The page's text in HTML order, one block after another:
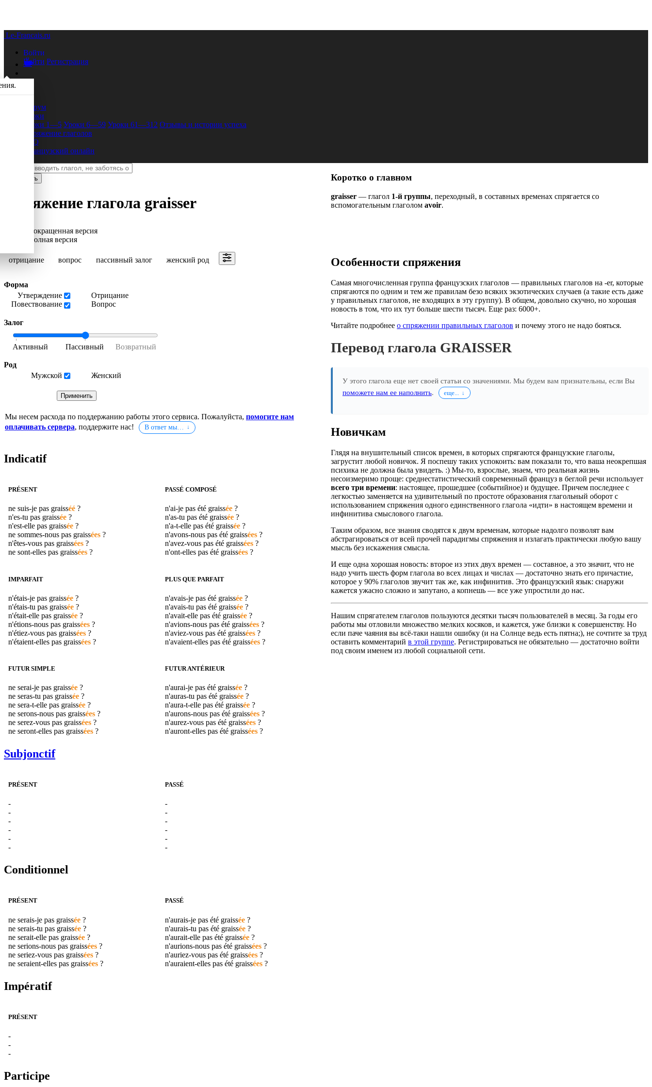
Le-Francais.ru
Войти
Войти Регистрация
Форум
Уроки
Уроки 1—5 Уроки 6—59 Уроки 61—312 Отзывы и истории успеха
Спряжение глаголов
FAQ
Французский онлайн
Спряжение глагола graisser
Сокращенная версия
Полная версия
отрицание вопрос пассивный залог женский род
Форма
Утверждение
Повествование
Отрицание
Вопрос
Залог
Род
Мужской
Женский
Мы несем расхода по поддержанию работы этого сервиса. Пожалуйста, помогите нам
оплачивать сервера, поддержите нас! В ответ мы…
Indicatif
PRÉSENT
ne suis-je pas graisséé ?
n'es-tu pas graissée ?
n'est-elle pas graissée ?
ne sommes-nous pas graissées ?
n'êtes-vous pas graissées ?
ne sont-elles pas graissées ?
PASSÉ COMPOSÉ
n'ai-je pas été graissée?
n'as-tu pas été graissée?
n'a-t-elle pas été graissée?
n'avons-nous pas été graissées?
n'avez-vous pas été graissées?
n'ont-elles pas été graissées?
IMPARFAIT
n'étais-je pas graissée ?
n'étais-tu pas graissée ?
n'était-elle pas graissée ?
n'étions-nous pas graissées ?
n'étiez-vous pas graissées ?
n'étaient-elles pas graissées ?
PLUS QUE PARFAIT
n'avais-je pas été graissée?
n'avais-tu pas été graissée?
n'avait-elle pas été graissée?
n'avions-nous pas été graissées?
n'aviez-vous pas été graissées?
n'avaient-elles pas été graissées?
FUTUR SIMPLE
ne serai-je pas graissée ?
ne seras-tu pas graissée ?
ne sera-t-elle pas graissée ?
ne serons-nous pas graissées ?
ne serez-vous pas graissées ?
ne seront-elles pas graissées ?
FUTUR ANTÉRIEUR
n'aurai-je pas été graissée?
n'auras-tu pas été graissée?
n'aura-t-elle pas été graissée?
n'aurons-nous pas été graissées?
n'aurez-vous pas été graissées?
n'auront-elles pas été graissées?
Subjonctif
PRÉSENT
-
-
-
-
-
-
PASSÉ
-
-
-
-
-
-
Conditionnel
PRÉSENT
ne serais-je pas graissée ?
ne serais-tu pas graissée ?
ne serait-elle pas graissée ?
ne serions-nous pas graissées ?
ne seriez-vous pas graissées ?
ne seraient-elles pas graissées ?
PASSÉ
n'aurais-je pas été graissée?
n'aurais-tu pas été graissée?
n'aurait-elle pas été graissée?
n'aurions-nous pas été graissées?
n'auriez-vous pas été graissées?
n'auraient-elles pas été graissées?
Impératif
PRÉSENT
-
-
-
Participe
Коротко о главном
graisser — глагол 1-й группы, переходный, в составных временах спрягается со
вспомогательным глаголом avoir.
Особенности спряжения
Самая многочисленная группа французских глаголов — правильных глаголов на -er, которые
спрягаются по одним и тем же правилам безо всяких экзотических случаев (а такие есть даже
у правильных глаголов, не входящих в эту группу). В общем, довольно скучно, но хорошая
новость в том, что их тут больше шести тысяч. Еще раз: 6000+.
Читайте подробнее о спряжении правильных глаголов и почему этого не надо бояться.
Перевод глагола GRAISSER
У этого глагола еще нет своей статьи со значениями. Мы будем вам признательны, если Вы
поможете нам ее наполнить. еще...
Новичкам
Глядя на внушительный список времен, в которых спрягаются французские глаголы,
загрустит любой новичок. Я поспешу таких успокоить: вам показали то, что ваша неокрепшая
психика не должна была увидеть. :) Мы-то, взрослые, знаем, что реальная жизнь
несоизмеримо проще: среднестатистический современный француз в беглой речи использует
всего три времени: настоящее, прошедшее (событийное) и будущее. Причем последнее с
легкостью заменяется на удивительный по простоте образования глагольный оборот с
использованием спряжения одного единственного глагола «идти» в настоящем времени и
инфинитива смыслового глагола.
Таким образом, все знания сводятся к двум временам, которые надолго позволят вам
абстрагироваться от всей прочей парадигмы спряжения и излагать практически любую вашу
мысль без искажения смысла.
И еще одна хорошая новость: второе из этих двух времен — составное, а это значит, что не
надо учить шесть форм глагола во всех лицах и числах — достаточно знать его причастие,
которое у 90% глаголов звучит так же, как инфинитив. Это французский язык: снаружи
кажется ужасно сложно и запутано, а копнешь — все уже упростили до нас.
Нашим спрягателем глаголов пользуются десятки тысяч пользователей в месяц. За годы его
работы мы отловили множество мелких косяков, и кажется, уже близки к совершенству. Но
если паче чаяния вы всё-таки нашли ошибку (и на Солнце ведь есть пятна;), не сочтите за труд
оставить комментарий в этой группе. Регистрироваться не обязательно — достаточно войти
под своим именем из любой социальной сети.